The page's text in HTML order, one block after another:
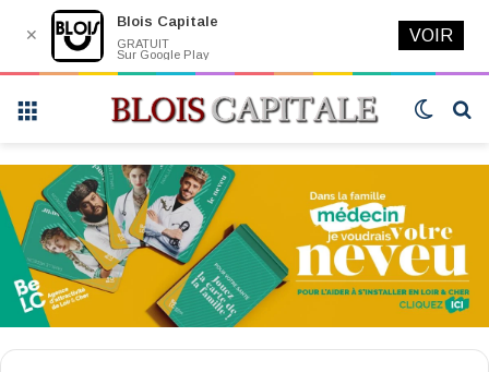
Switch
✕
Blois Capitale
GRATUIT
Sur Google Play
VOIR